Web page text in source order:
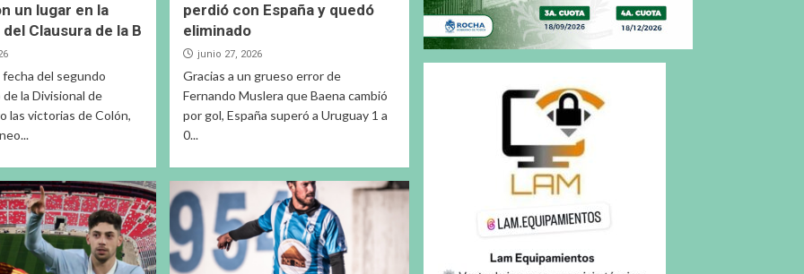
un lugar en la
Clausura de la B
del segundo
la Divisional de
las victorias de Colón,
perdió con España y quedó
eliminado
junio 27, 2026
Gracias a un grueso error de
Fernando Muslera que Baena cambió
por gol, España superó a Uruguay 1 a
0...